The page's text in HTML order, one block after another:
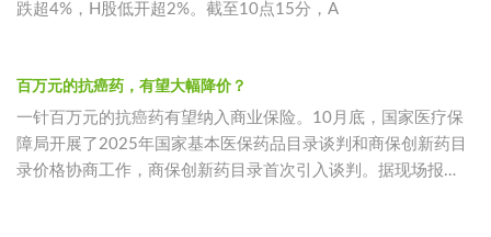
跌超4%，H股低开超2%。截至10点15分，A
百万元的抗癌药，有望大幅降价？
一针百万元的抗癌药有望纳入商业保险。10月底，国家医疗保
障局开展了2025年国家基本医保药品目录谈判和商保创新药目
录价格协商工作，商保创新药目录首次引入谈判。据现场报